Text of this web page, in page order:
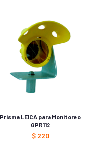
Prisma LEICA para Monitoreo
GPR112
$220